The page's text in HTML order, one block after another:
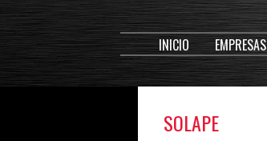
INICIO EMPRESAS
SOLAPE